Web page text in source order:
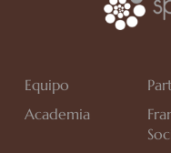
Equipo
Academia